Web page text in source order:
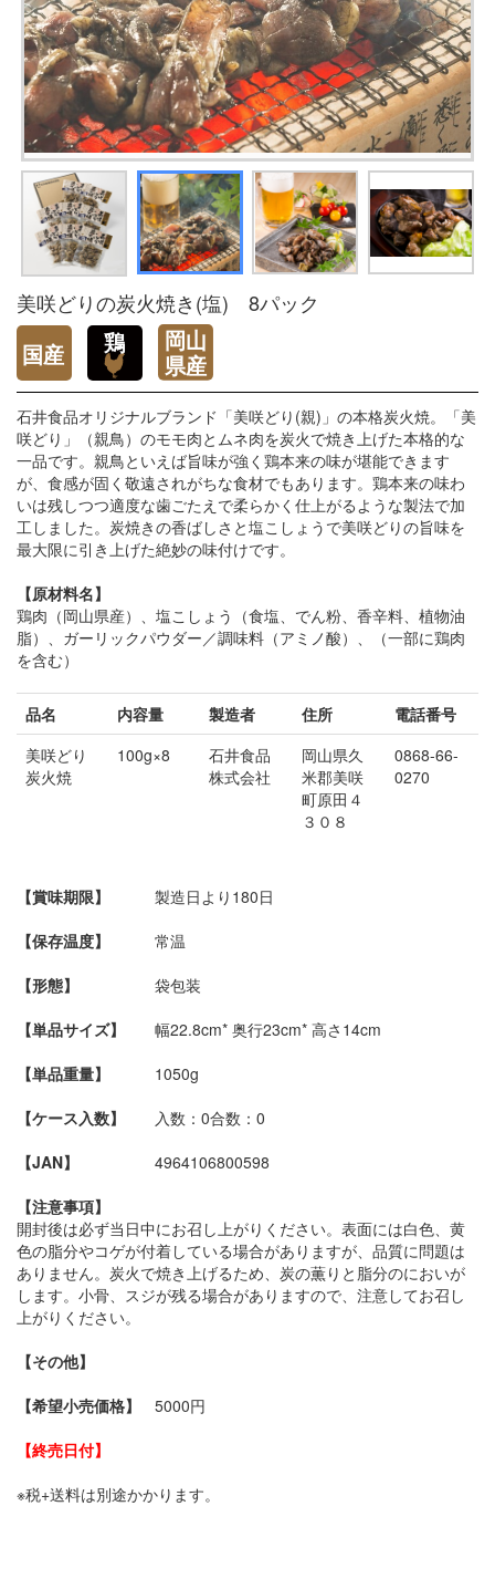
美咲どりの炭火焼き(塩) 8パック
石井食品オリジナルブランド「美咲どり(親)」の本格炭火焼。「美
咲どり」（親鳥）のモモ肉とムネ肉を炭火で焼き上げた本格的な
一品です。親鳥といえば旨味が強く鶏本来の味が堪能できます
が、食感が固く敬遠されがちな食材でもあります。鶏本来の味わ
いは残しつつ適度な歯ごたえで柔らかく仕上がるような製法で加
工しました。炭焼きの香ばしさと塩こしょうで美咲どりの旨味を
最大限に引き上げた絶妙の味付けです。
【原材料名】
鶏肉（岡山県産）、塩こしょう（食塩、でん粉、香辛料、植物油
脂）、ガーリックパウダー／調味料（アミノ酸）、（一部に鶏肉
を含む）
品名 内容量 製造者 住所
電話番号
美咲どり
炭火焼
100g×8
石井食品
株式会社
岡山県久
米郡美咲
町原田４
３０８
0868-66-
0270
【賞味期限】
製造日より180日
【保存温度】
常温
【形態】
袋包装
【単品サイズ】
幅22.8cm* 奥行23cm* 高さ14cm
【単品重量】
1050g
【ケース入数】
入数：0合数：0
【JAN】
4964106800598
【注意事項】
開封後は必ず当日中にお召し上がりください。表面には白色、黄
色の脂分やコゲが付着している場合がありますが、品質に問題は
ありません。炭火で焼き上げるため、炭の薫りと脂分のにおいが
します。小骨、スジが残る場合がありますので、注意してお召し
上がりください。
【その他】
【希望小売価格】
5000円
【終売日付】
※税+送料は別途かかります。